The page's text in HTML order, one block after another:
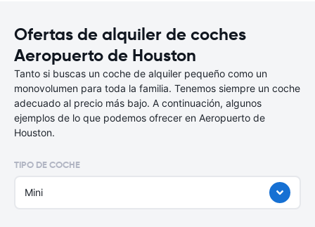
Ofertas de alquiler de coches
Aeropuerto de Houston
Tanto si buscas un coche de alquiler pequeño como un
monovolumen para toda la familia. Tenemos siempre un coche
adecuado al precio más bajo. A continuación, algunos
ejemplos de lo que podemos ofrecer en Aeropuerto de
Houston.
TIPO DE COCHE
Mini